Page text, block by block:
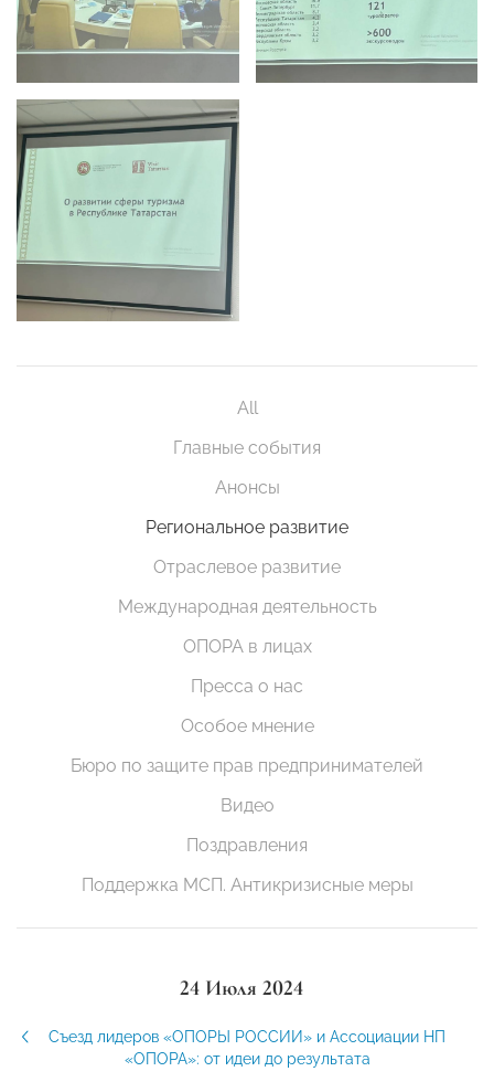
All
Главные события
Анонсы
Региональное развитие
Отраслевое развитие
Международная деятельность
ОПОРА в лицах
Пресса о нас
Особое мнение
Бюро по защите прав предпринимателей
Видео
Поздравления
Поддержка МСП. Антикризисные меры
24 Июля 2024
Съезд лидеров «ОПОРЫ РОССИИ» и Ассоциации НП
«ОПОРА»: от идеи до результата